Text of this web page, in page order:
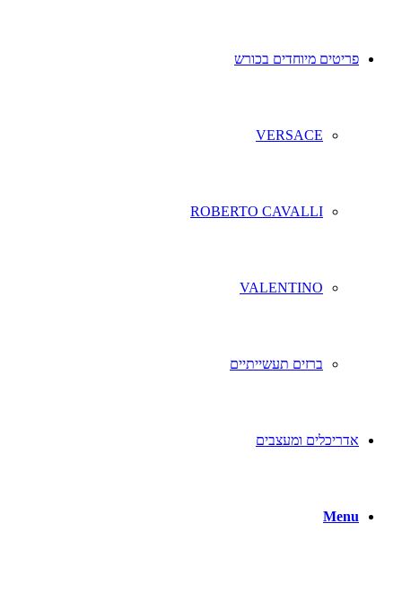
פריטים מיוחדים בכורש
VERSACE
ROBERTO CAVALLI
VALENTINO
ברזים תעשייתיים
אדריכלים ומעצבים
Menu